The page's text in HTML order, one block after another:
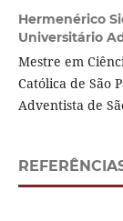
Hermenérico
Universitário
Mestre em
Católica de São
Adventista de